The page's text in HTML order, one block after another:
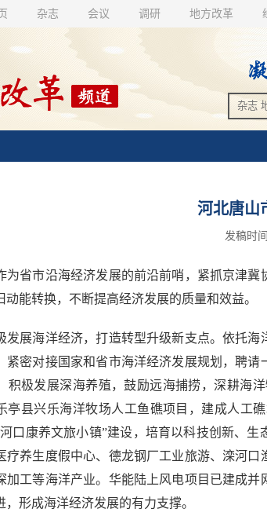
杂志 会议 调研 地方改革
河北唐山
发稿时
市沿海经济发展的前沿前哨，紧抓京津冀
动能转换，不断提高经济发展的质量和效益。
海洋经济，打造转型升级新支点。依托海
紧密对接国家和省市海洋经济发展规划，聘
积极发展深海养殖，鼓励远海捕捞，深耕海
亭县兴乐海洋牧场人工鱼礁项目，建成人工
口康养文旅小镇”建设，培育以科技创新、
疗养生度假中心、德龙钢厂工业旅游、滦河
加工等海洋产业。华能陆上风电项目已建成
，形成海洋经济发展的有力支撑。